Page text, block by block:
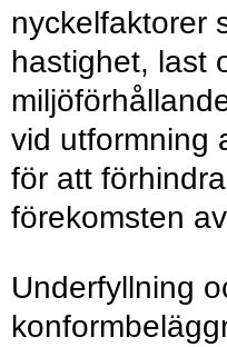
nyckelfaktorer
hastighet, last
vid utformning
för att
förekomsten
Underfyllning